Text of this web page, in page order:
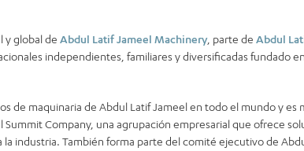
y global de Abdul Latif Jameel Machinery, parte de Abdul
independientes, familiares y diversificadas fundado
de maquinaria de Abdul Latif Jameel en todo el mundo y es
Summit Company, una agrupación empresarial que ofrece
industria. También forma parte del comité ejecutivo de